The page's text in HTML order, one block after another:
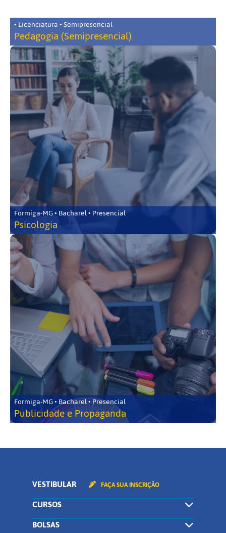
• Licenciatura • Semipresencial
Pedagogia (Semipresencial)
Formiga-MG • Bacharel • Presencial
Psicologia
Formiga-MG • Bacharel • Presencial
Publicidade e Propaganda
VESTIBULAR FAÇA SUA INSCRIÇÃO
CURSOS
BOLSAS